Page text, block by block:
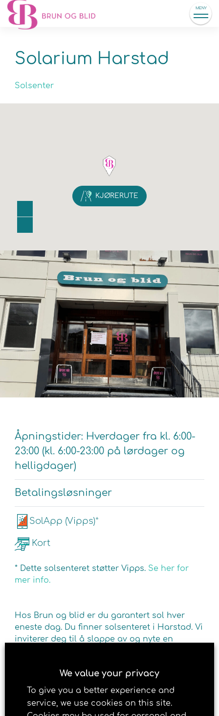
MENY
Solarium Harstad
Solsenter
KJØRERUTE
Åpningstider: Hverdager fra kl. 6:00-
23:00 (kl. 6:00-23:00 på lørdager og
helligdager)
Betalingsløsninger
SolApp (Vipps)*
Kort
* Dette solsenteret støtter Vipps. Se her for
mer info.
Hos Brun og blid er du garantert sol hver
eneste dag. Du finner solsenteret i Harstad. Vi
inviterer deg til å slappe av og nyte en
Bårnakkveien 2, 9406 Harstad
We value your privacy
To give you a better experience and
service, we use cookies on this site.